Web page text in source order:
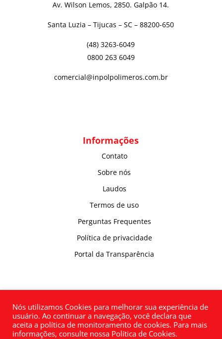
Av. Wilson Lemos, 2850. Galpão 14.
Santa Luzia – Tijucas – SC – 88200-650
(48) 3263-6049
0800 263 6049
comercial@inpolpolimeros.com.br
Informações
Contato
Sobre nós
Laudos
Termos de uso
Perguntas Frequentes
Política de privacidade
Portal da Transparência
Nós utilizamos Cookies para melhorar sua experiência de
usuário. Ao continuar a navegação, você declara que
aceita a política de monitoramento de cookies. Para mais
informações, consulte nossa Política de Cookies.